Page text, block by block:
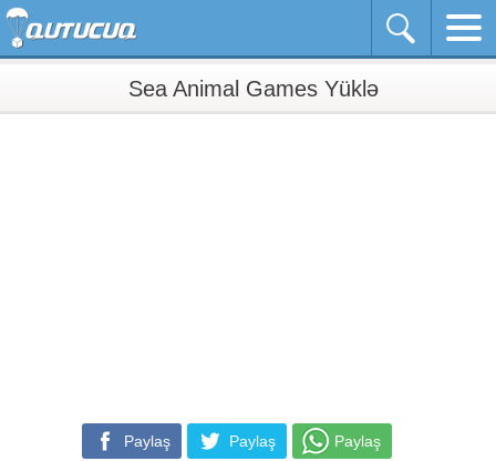
Sea Animal Games Yüklə
Paylaş Paylaş Paylaş